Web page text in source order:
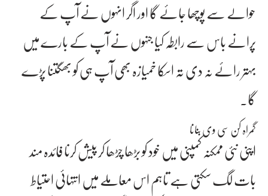
حوالے سے پوچھا جائے گا اور اگر انہوں نے آپ کے
پرانے باس سے رابطہ کیا جنہوں نے آپ کے بارے میں
بہتر رائے نہ دی تہ اسکا خمیازہ بھی آپ ہی کو بھگتنا پڑے
گا۔
گمراہ کن سی وی بنانا
اپنی نئی ممکنہ کمپنی میں خود کو بڑھا چڑھا کر پیش کرنا فائدہ مند
بات لگ سکتی ہے تاہم اس معاملے میں انتہائی احتیاط